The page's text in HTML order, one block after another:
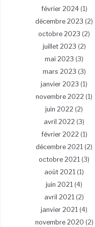
février 2024(1)
décembre 2023 (2)
octobre 2023 (2)
juillet 2023 (2)
mai 2023 (3)
mars 2023 (3)
janvier 2023 (1)
novembre 2022 (1)
juin 2022 (2)
avril 2022 (3)
février 2022 (1)
décembre 2021 (2)
octobre 2021 (3)
août 2021 (1)
juin 2021 (4)
avril 2021 (2)
janvier 2021 (4)
novembre 2020 (2)